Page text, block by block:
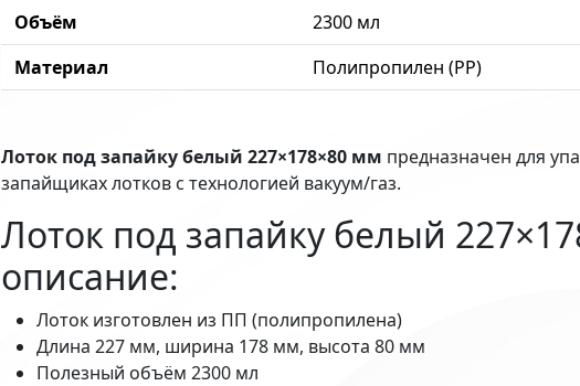
Объём
2300 мл
Материал
Полипропилен (PP)
Лоток под запайку белый 227×178×80 мм предназначен для
запайщиках лотков с технологией вакуум/газ.
Лоток под запайку белый
описание:
Лоток изготовлен из ПП (полипропилена)
Длина 227 мм, ширина 178 мм, высота 80 мм
Полезный объём 2300 мл